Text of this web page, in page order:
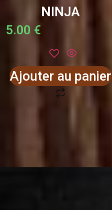
NINJA
5.00 €
Ajouter au panier